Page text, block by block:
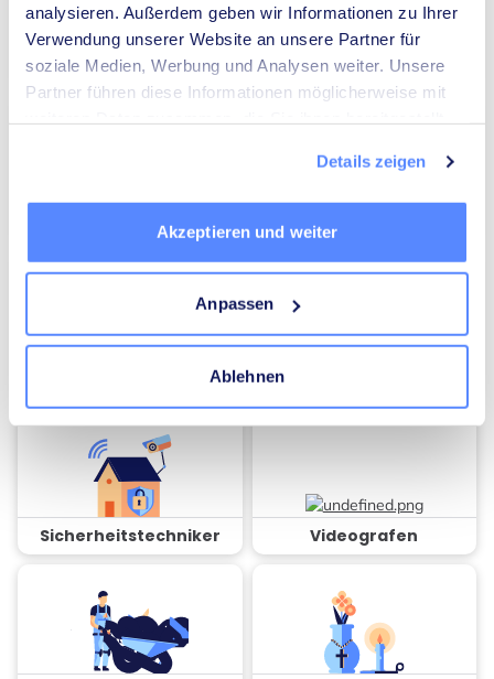
analysieren. Außerdem geben wir Informationen zu Ihrer
Verwendung unserer Website an unsere Partner für
soziale Medien, Werbung und Analysen weiter. Unsere
Partner führen diese Informationen möglicherweise mit
Details zeigen
Akzeptieren und weiter
Anpassen
Ablehnen
Umzugsunternehmen Heizungsbauer
Elektriker Mediatoren
Sicherheitstechniker Videografen